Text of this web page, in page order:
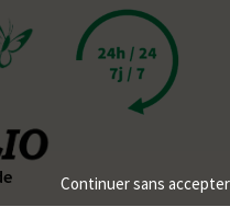
Continuer sans accepter